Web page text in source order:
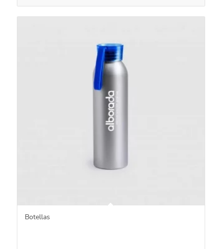
Botellas